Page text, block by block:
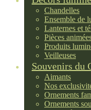
Chandelles
Ensemble de
Lanternes et
Pièces
Produits
Veilleuses
Souvenirs du
Aimants
Nos
Ornements
Ornements